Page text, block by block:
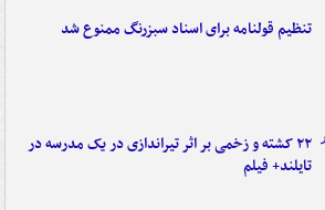
تنظیم قولنامه برای اسناد سبزرنگ ممنوع شد
۲۲ کشته و زخمی بر اثر تیراندازی در یک مدرسه در
تایلند+ فیلم